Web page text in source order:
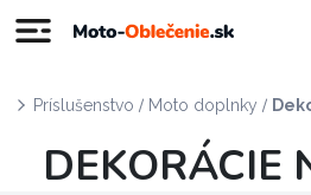
Príslušenstvo / Moto doplnky /
DEKORÁCIE